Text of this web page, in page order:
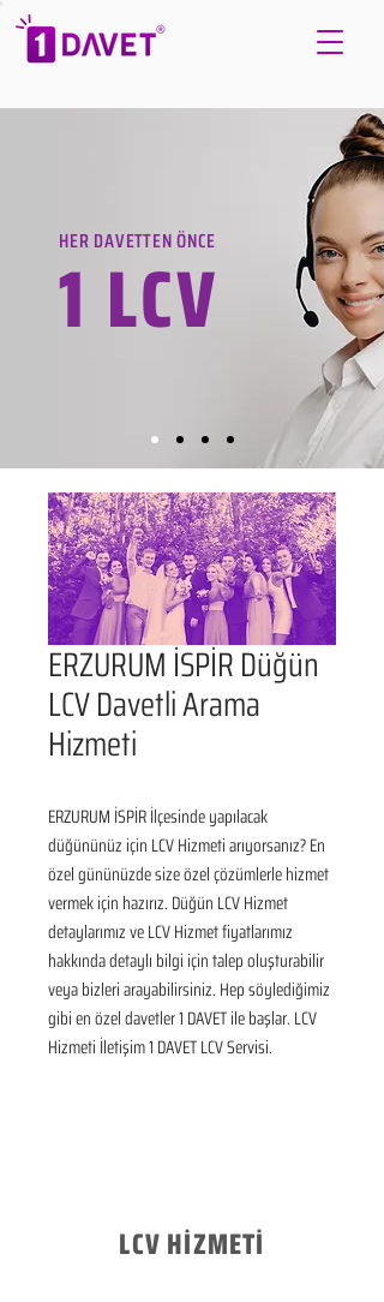
HER DAVETTEN ÖNCE
1 LCV
ERZURUM İSPİR Düğün
LCV Davetli Arama
Hizmeti
ERZURUM İSPİR İlçesinde yapılacak
düğününüz için LCV Hizmeti arıyorsanız? En
özel gününüzde size özel çözümlerle hizmet
vermek için hazırız. Düğün LCV Hizmet
detaylarımız ve LCV Hizmet fiyatlarımız
hakkında detaylı bilgi için talep oluşturabilir
veya bizleri arayabilirsiniz. Hep söylediğimiz
gibi en özel davetler 1 DAVET ile başlar. LCV
Hizmeti İletişim 1 DAVET LCV Servisi.
LCV HİZMETİ